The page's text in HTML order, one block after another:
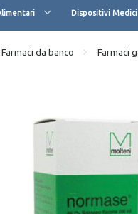
Dispositivi Medici
Farmaci da banco Farmaci